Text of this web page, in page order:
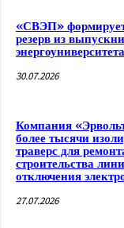
«СВЭП»
резерв из
энергоуниверситета
30.07.2026
Компания
более тысячи
траверс для
строительства
отключения
27.07.2026